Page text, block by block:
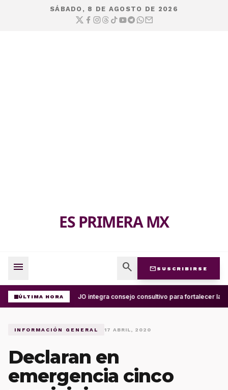
SÁBADO, 8 DE AGOSTO DE 2026
ES PRIMERA MX
menu search mail SUSCRIBIRSE
ÚLTIMA HORA UABJO integra consejo consultivo para fortalecer la
INFORMACIÓN GENERAL 17 ABRIL, 2020
Declaran en
emergencia cinco